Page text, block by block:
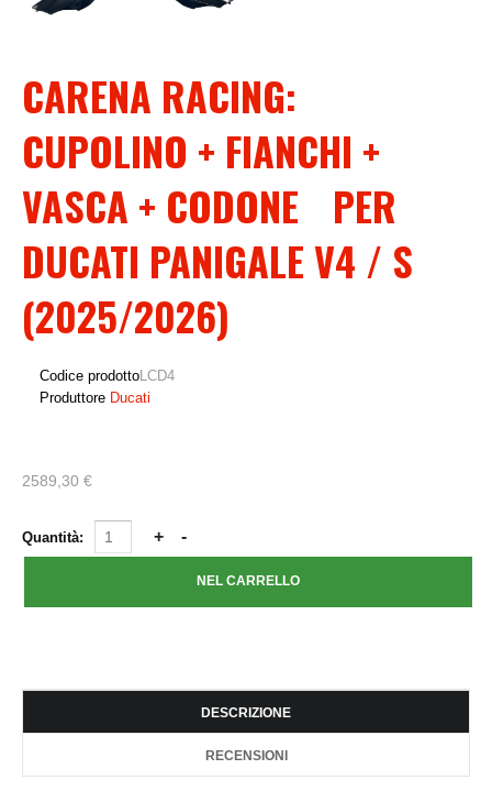
CARENA RACING:
CUPOLINO + FIANCHI +
VASCA + CODONE PER
DUCATI PANIGALE V4 / S
(2025/2026)
Codice prodotto LCD4
Produttore Ducati
2589,30 €
Quantità:
DESCRIZIONE
RECENSIONI